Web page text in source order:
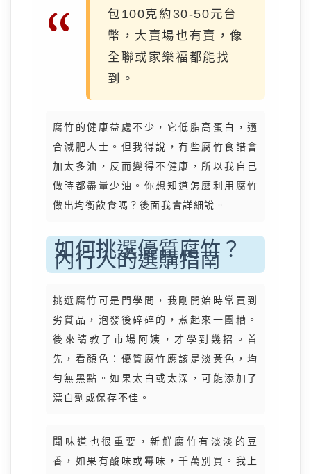
包100克約30-50元台
幣，大賣場也有賣，像
全聯或家樂福都能找
到。
腐竹的健康益處不少，它低脂高蛋白，適
合減肥人士。但我得說，有些腐竹食譜會
加太多油，反而變得不健康，所以我自己
做時都盡量少油。你想知道怎麼利用腐竹
做出均衡飲食嗎？後面我會詳細說。
如何挑選優質腐竹？
內行人的選購指南
挑選腐竹可是門學問，我剛開始時常買到
劣質品，泡發後碎碎的，煮起來一團糟。
後來請教了市場阿姨，才學到幾招。首
先，看顏色：優質腐竹應該是淡黃色，均
勻無黑點。如果太白或太深，可能添加了
漂白劑或保存不佳。
聞味道也很重要，新鮮腐竹有淡淡的豆
香，如果有酸味或霉味，千萬別買。我上